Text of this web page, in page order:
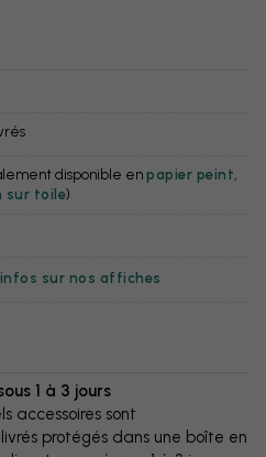
disponible en papier peint
sur toile)
sur nos affiches
1 à 3 jours
accessoires sont
protégés dans une boîte en